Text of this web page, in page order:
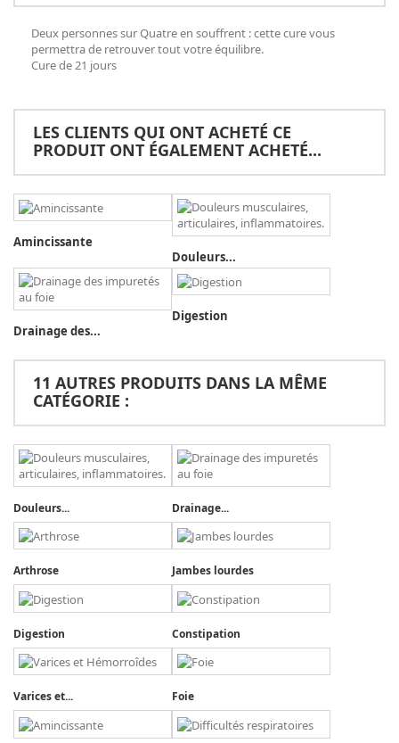
Deux personnes sur Quatre en souffrent : cette cure vous
permettra de retrouver tout votre équilibre.
Cure de 21 jours
LES CLIENTS QUI ONT ACHETÉ CE
PRODUIT ONT ÉGALEMENT ACHETÉ...
Amincissante
Douleurs...
Drainage des...
Digestion
11 AUTRES PRODUITS DANS LA MÊME
CATÉGORIE :
Douleurs... Drainage...
Arthrose Jambes lourdes
Digestion Constipation
Varices et... Foie